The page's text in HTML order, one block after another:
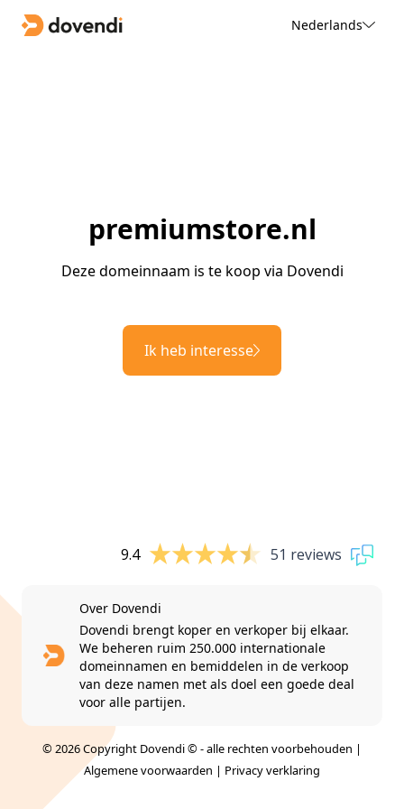
Nederlands
premiumstore.nl
Deze domeinnaam is te koop via Dovendi
Ik heb interesse
9.4 51 reviews
Over Dovendi
Dovendi brengt koper en verkoper bij elkaar.
We beheren ruim 250.000 internationale
domeinnamen en bemiddelen in de verkoop
van deze namen met als doel een goede deal
voor alle partijen.
© 2026 Copyright Dovendi © - alle rechten voorbehouden |
Algemene voorwaarden | Privacy verklaring